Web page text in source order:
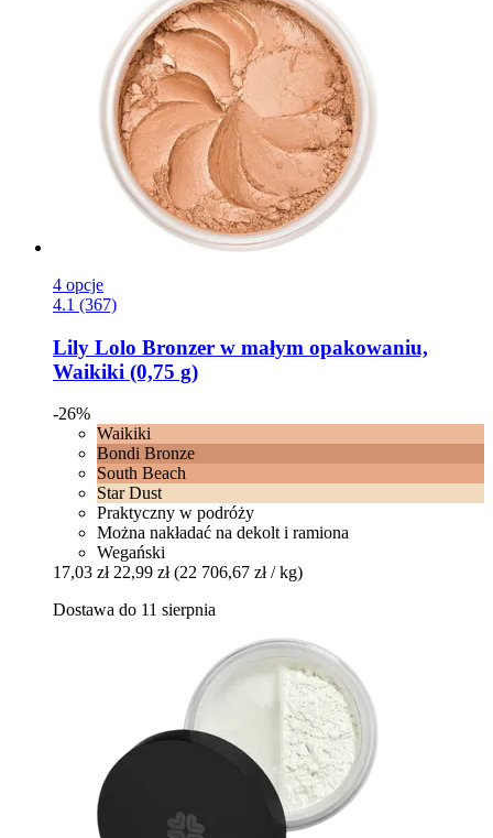
4 opcje
4.1 (367)
Lily Lolo Bronzer w małym opakowaniu,
Waikiki (0,75 g)
-26%
Waikiki
Bondi Bronze
South Beach
Star Dust
Praktyczny w podróży
Można nakładać na dekolt i ramiona
Wegański
17,03 zł 22,99 zł (22 706,67 zł / kg)
Dostawa do 11 sierpnia